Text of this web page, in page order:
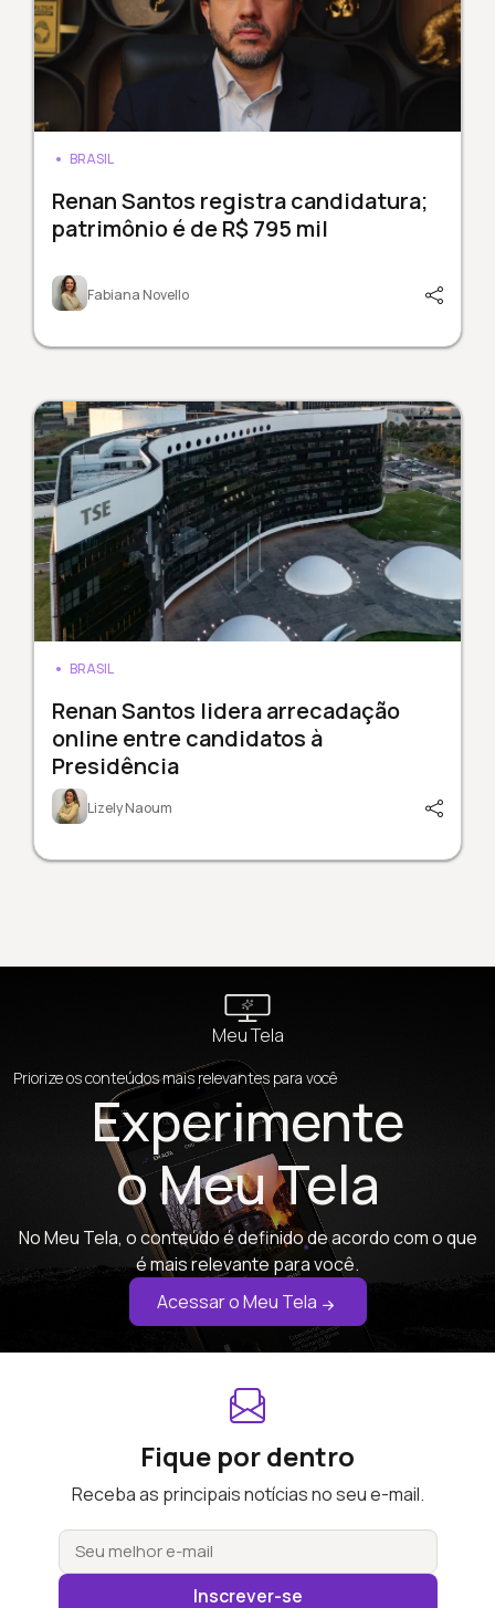
BRASIL
Renan Santos registra candidatura;
patrimônio é de R$ 795 mil
Fabiana Novello
BRASIL
Renan Santos lidera arrecadação
online entre candidatos à
Presidência
Lizely Naoum
Meu Tela
Priorize os conteúdos mais relevantes para você
Experimente
o Meu Tela
No Meu Tela, o conteúdo é definido de acordo com o que
é mais relevante para você.
Acessar o Meu Tela
Fique por dentro
Receba as principais notícias no seu e-mail.
Inscrever-se